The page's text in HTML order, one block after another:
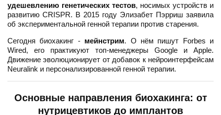
удешевлению генетических тестов, носимых устройств и
развитию CRISPR. В 2015 году Элизабет Пэрриш заявила
об экспериментальной генной терапии против старения.
Сегодня биохакинг - мейнстрим. О нём пишут Forbes и
Wired, его практикуют топ-менеджеры Google и Apple.
Движение эволюционирует от добавок к нейроинтерфейсам
Neuralink и персонализированной генной терапии.
Основные направления биохакинга: от
нутрицевтиков до имплантов